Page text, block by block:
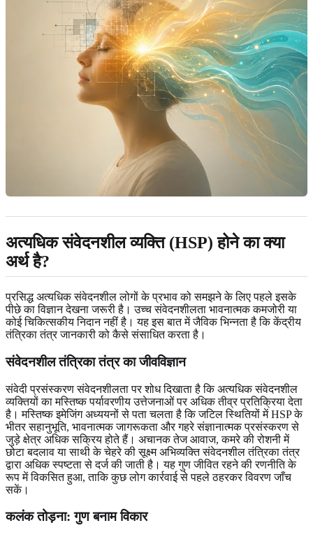
अत्यधिक संवेदनशील व्यक्ति (HSP) होने का क्या
अर्थ है?
प्रसिद्ध अत्यधिक संवेदनशील लोगों के प्रभाव को समझने के लिए पहले इसके
पीछे का विज्ञान देखना जरूरी है। उच्च संवेदनशीलता भावनात्मक कमजोरी या
कोई चिकित्सकीय निदान नहीं है। यह इस बात में जैविक भिन्नता है कि केंद्रीय
तंत्रिका तंत्र जानकारी को कैसे संसाधित करता है।
संवेदनशील तंत्रिका तंत्र का जीवविज्ञान
संवेदी प्रसंस्करण संवेदनशीलता पर शोध दिखाता है कि अत्यधिक संवेदनशील
व्यक्तियों का मस्तिष्क पर्यावरणीय उत्तेजनाओं पर अधिक तीव्र प्रतिक्रिया देता
है। मस्तिष्क इमेजिंग अध्ययनों से पता चलता है कि जटिल स्थितियों में HSP के
भीतर सहानुभूति, भावनात्मक जागरूकता और गहरे संज्ञानात्मक प्रसंस्करण से
जुड़े क्षेत्र अधिक सक्रिय होते हैं। अचानक तेज आवाज, कमरे की रोशनी में
छोटा बदलाव या साथी के चेहरे की सूक्ष्म अभिव्यक्ति संवेदनशील तंत्रिका तंत्र
द्वारा अधिक स्पष्टता से दर्ज की जाती है। यह गुण जीवित रहने की रणनीति के
रूप में विकसित हुआ, ताकि कुछ लोग कार्रवाई से पहले ठहरकर विवरण जाँच
सकें।
कलंक तोड़ना: गुण बनाम विकार